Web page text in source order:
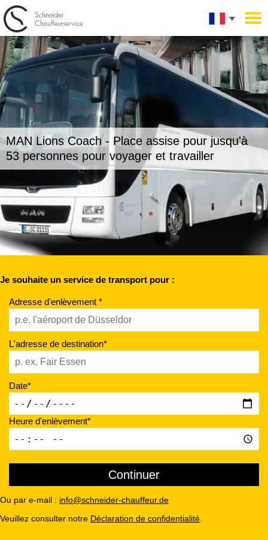
MAN Lions Coach - Place assise pour jusqu'à
53 personnes pour voyager et travailler
Je souhaite un service de transport pour :
Adresse d'enlèvement *
L'adresse de destination*
Date*
Heure d'enlèvement*
Ou par e-mail : info@schneider-chauffeur.de
Veuillez consulter notre Déclaration de confidentialité